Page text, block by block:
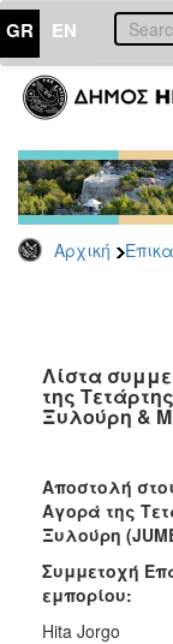
GR EN
Αρχική
ΕΠΙΚΑΙΡΟΤΗΤΑ
Τύπου
Αρχείο
2026
2025
2022
2021
2019
2018
2017
2016
2015
Λίστα
της
Ξυλούρη &
Αποστολή
Αγορά της
Ξυλούρη
Συμμετοχή
εμπορίου:
Hita Jorgo